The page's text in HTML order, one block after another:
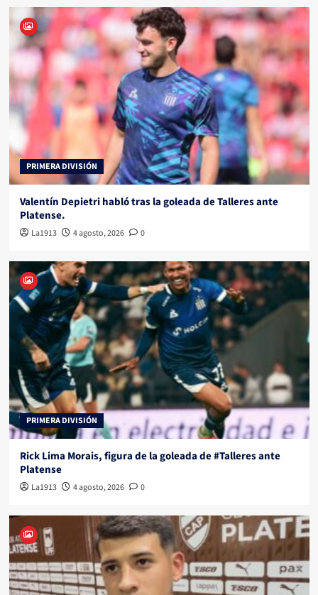
PRIMERA DIVISIÓN
Valentín Depietri habló tras la goleada de Talleres ante
Platense.
La1913 4 agosto, 2026 0
PRIMERA DIVISIÓN
Rick Lima Morais, figura de la goleada de #Talleres ante
Platense
La1913 4 agosto, 2026 0